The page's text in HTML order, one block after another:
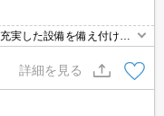
実した設備を備え付けて
台のお部屋です。一人暮
パソコンが使える快適な
詳細を見る